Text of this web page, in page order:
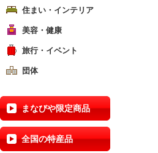
住まい・インテリア
美容・健康
旅行・イベント
団体
まなびや限定商品
全国の特産品